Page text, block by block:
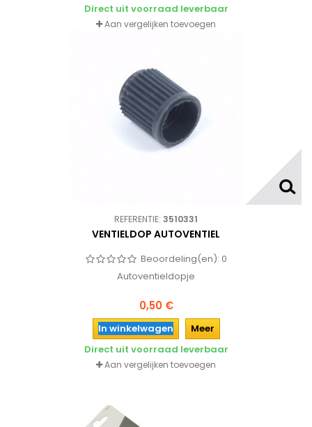
Direct uit voorraad leverbaar
Aan vergelijken toevoegen
REFERENTIE: 3510331
VENTIELDOP AUTOVENTIEL
Beoordeling(en): 0
Autoventieldopje
0,50 €
In winkelwagen
Meer
Direct uit voorraad leverbaar
Aan vergelijken toevoegen